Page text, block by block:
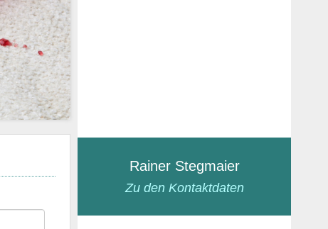
Rainer Stegmaier
Zu den Kontaktdaten